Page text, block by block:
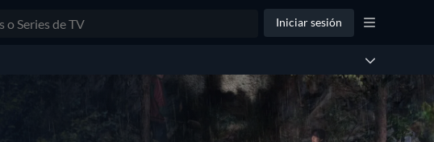
Iniciar sesión